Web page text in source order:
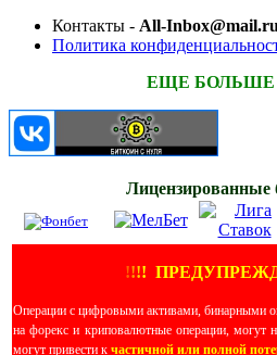
Контакты - All-Inbox@mail.ru
Политика
ЕЩЕ БОЛЬШЕ
Лицензированные
!!!!
Операции с цифровыми активами, бинарными
на форекс и криповалютные операции, могут
могут привести к частичной или полной